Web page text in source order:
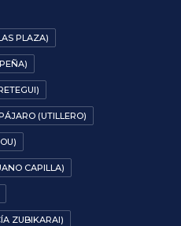
PLAZA)
(UTILLERO)
CAPILLA)
ZUBIKARAI)